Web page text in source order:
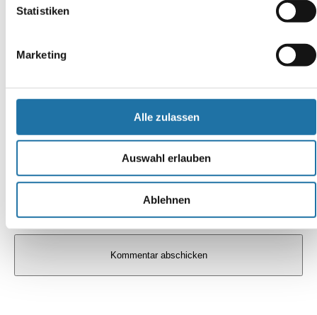
Statistiken
Marketing
Alle zulassen
Auswahl erlauben
Ablehnen
Name